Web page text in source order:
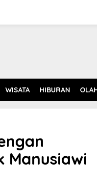
WISATA HIBURAN
Manusiawi